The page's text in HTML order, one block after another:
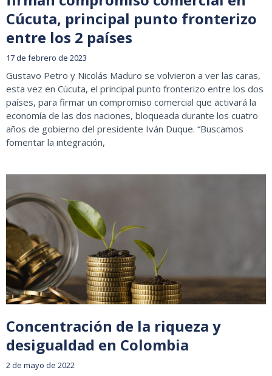
Cúcuta, principal punto fronterizo
entre los 2 países
17 de febrero de 2023
Gustavo Petro y Nicolás Maduro se volvieron a ver las caras,
esta vez en Cúcuta, el principal punto fronterizo entre los dos
países, para firmar un compromiso comercial que activará la
economía de las dos naciones, bloqueada durante los cuatro
años de gobierno del presidente Iván Duque. “Buscamos
fomentar la integración,
Concentración de la riqueza y
desigualdad en Colombia
2 de mayo de 2022